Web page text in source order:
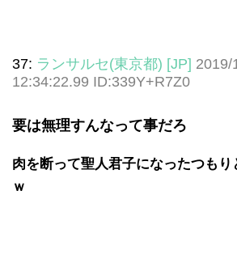
37: ランサルセ(東京都) [JP] 2019/
12:34:22.99 ID:339Y+R7Z0
要は無理すんなって事だろ
肉を断って聖人君子になったつもり
ｗ